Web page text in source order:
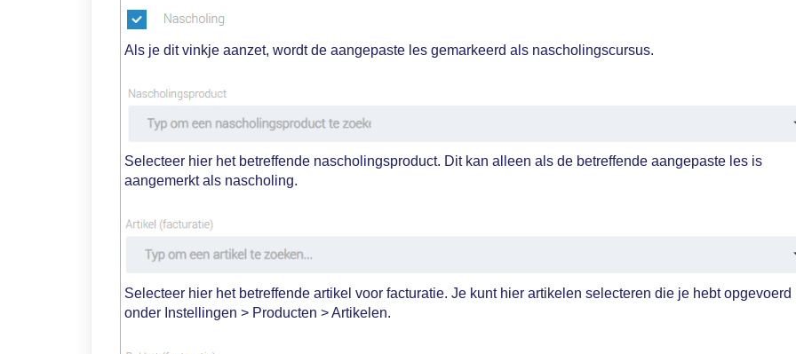
Als je dit vinkje aanzet, wordt de aangepaste les gemarkeerd als nascholingscursus.
Selecteer hier het betreffende nascholingsproduct. Dit kan alleen als de betreffende aangepaste les is
aangemerkt als nascholing.
Selecteer hier het betreffende artikel voor facturatie. Je kunt hier artikelen selecteren die je hebt opgevoerd
onder Instellingen > Producten > Artikelen.